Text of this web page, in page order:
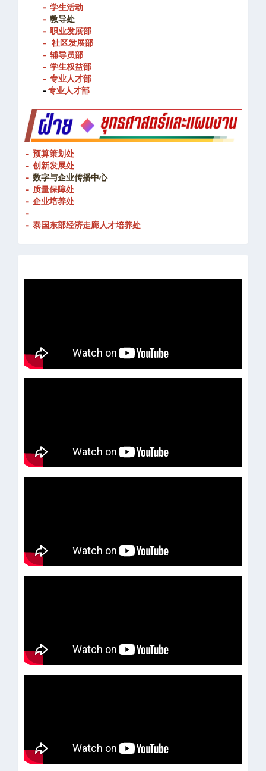
- 学生活动
- 教导处
- 职业发展部
- 社区发展部
- 辅导员部
- 学生权益部
- 专业人才部
-专业人才部
- 预算策划处
- 创新发展处
- 数字与企业传播中心
- 质量保障处
- 企业培养处
-
- 泰国东部经济走廊人才培养处